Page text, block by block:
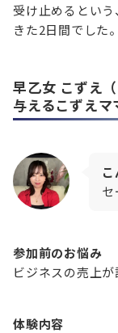
受け止めるとい
きた2日間でした。
早乙女 こずえ（
与えるこずえマ
セ
参加前のお悩み
ビジネスの売上が
体験内容